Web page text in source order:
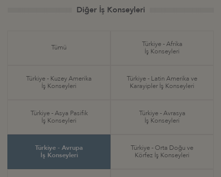
Diğer İş Konseyleri
Tümü
Türkiye - Afrika
İş Konseyleri
Türkiye - Kuzey Amerika
İş Konseyleri
Türkiye - Latin Amerika ve
Karayipler İş Konseyleri
Türkiye - Asya Pasifik
İş Konseyleri
Türkiye - Avrasya
İş Konseyleri
Türkiye - Avrupa
İş Konseyleri
Türkiye - Orta Doğu ve
Körfez İş Konseyleri